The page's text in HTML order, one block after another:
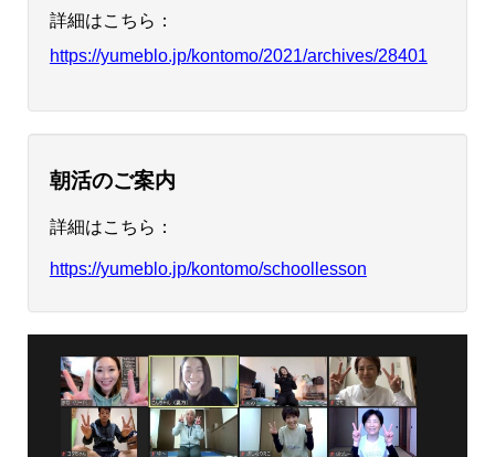
詳細はこちら：
https://yumeblo.jp/kontomo/2021/archives/28401
朝活のご案内
詳細はこちら：
https://yumeblo.jp/kontomo/schoollesson